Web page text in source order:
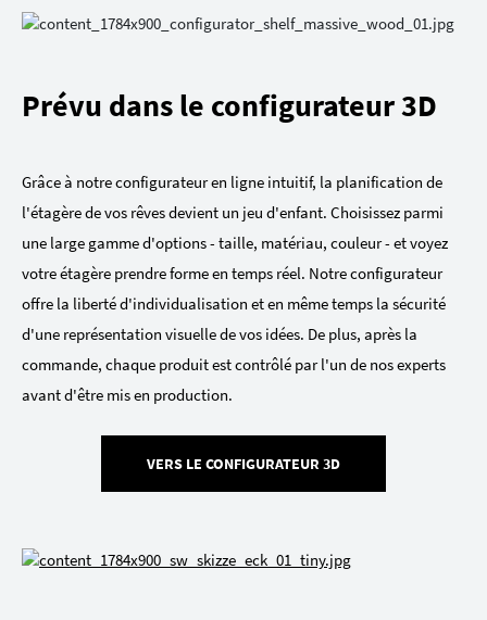
Prévu dans le configurateur 3D
Grâce à notre configurateur en ligne intuitif, la planification de
l'étagère de vos rêves devient un jeu d'enfant. Choisissez parmi
une large gamme d'options - taille, matériau, couleur - et voyez
votre étagère prendre forme en temps réel. Notre configurateur
offre la liberté d'individualisation et en même temps la sécurité
d'une représentation visuelle de vos idées. De plus, après la
commande, chaque produit est contrôlé par l'un de nos experts
avant d'être mis en production.
VERS LE CONFIGURATEUR 3D